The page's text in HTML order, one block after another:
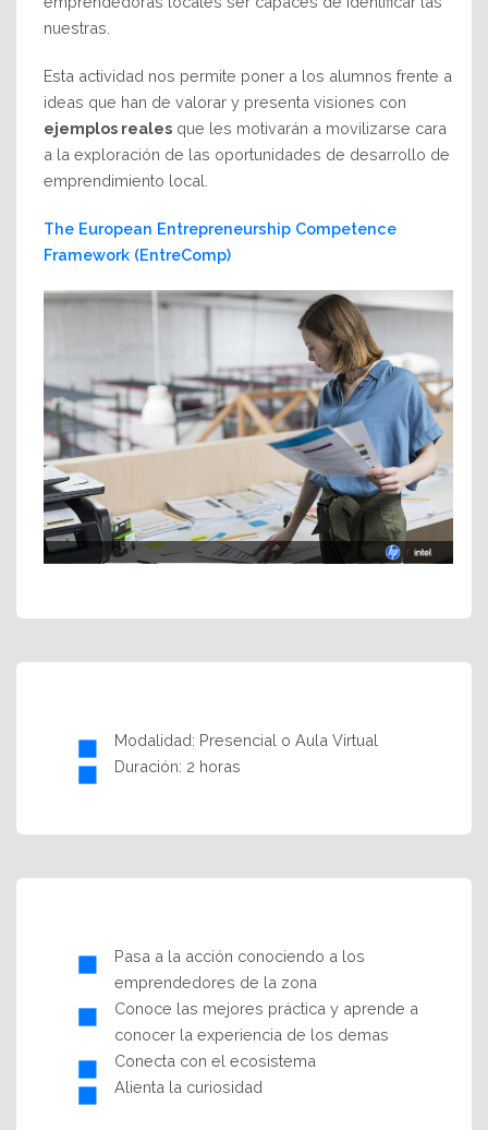
nuestras.
Esta actividad nos permite poner a los alumnos frente a
ideas que han de valorar y presenta visiones con
ejemplos reales que les motivarán a movilizarse cara
a la exploración de las oportunidades de desarrollo de
emprendimiento local.
The European Entrepreneurship Competence
Framework (EntreComp)
Modalidad: Presencial o Aula Virtual
Duración: 2 horas
Pasa a la acción conociendo a los
emprendedores de la zona
Conoce las mejores práctica y aprende a
conocer la experiencia de los demas
Conecta con el ecosistema
Alienta la curiosidad